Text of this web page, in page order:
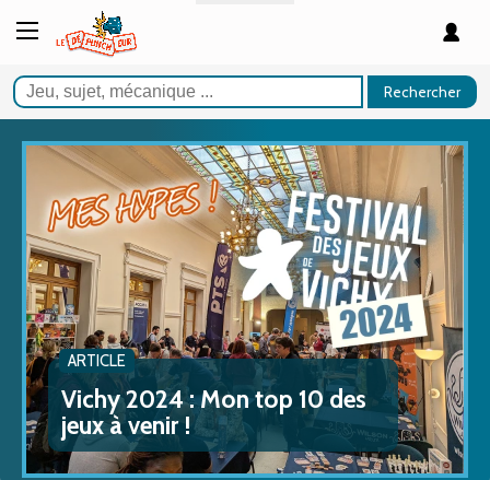
Rechercher
ARTICLE
Vichy 2024 : Mon top 10 des
jeux à venir !